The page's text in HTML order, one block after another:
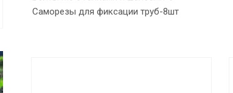
Саморезы для фиксации труб-8шт